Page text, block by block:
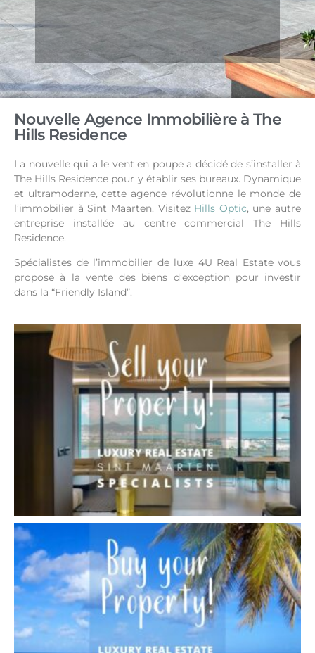
Nouvelle Agence Immobilière à The
Hills Residence
La nouvelle qui a le vent en poupe a décidé de s’installer à
The Hills Residence pour y établir ses bureaux. Dynamique
et ultramoderne, cette agence révolutionne le monde de
l’immobilier à Sint Maarten. Visitez Hills Optic, une autre
entreprise installée au centre commercial The Hills
Residence.
Spécialistes de l’immobilier de luxe 4U Real Estate vous
propose à la vente des biens d’exception pour investir
dans la “Friendly Island”.